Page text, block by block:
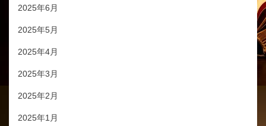
2025年6月
2025年5月
2025年4月
2025年3月
2025年2月
2025年1月